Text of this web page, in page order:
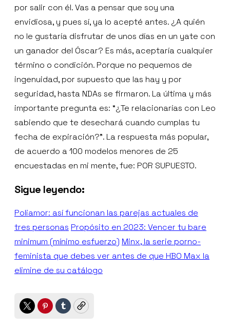
por salir con él. Vas a pensar que soy una
envidiosa, y pues sí, ya lo acepté antes. ¿A quién
no le gustaría disfrutar de unos días en un yate con
un ganador del Óscar? Es más, aceptaría cualquier
término o condición. Porque no pequemos de
ingenuidad, por supuesto que las hay y por
seguridad, hasta NDAs se firmaron. La última y más
importante pregunta es: “¿Te relacionarías con Leo
sabiendo que te desechará cuando cumplas tu
fecha de expiración?”. La respuesta más popular,
de acuerdo a 100 modelos menores de 25
encuestadas en mi mente, fue: POR SUPUESTO.
Sigue leyendo:
Poliamor: así funcionan las parejas actuales de
tres personas Propósito en 2023: Vencer tu bare
minimum (mínimo esfuerzo) Minx, la serie porno-
feminista que debes ver antes de que HBO Max la
elimine de su catálogo
TwitterPinterest
TumblrCopy